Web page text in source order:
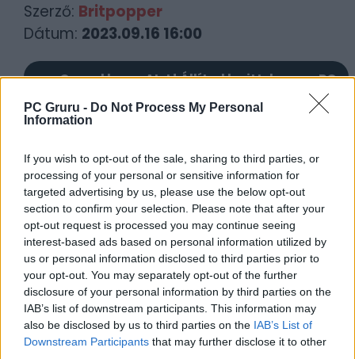
PC Gruru - Do Not Process My Personal
Information
If you wish to opt-out of the sale, sharing to third parties, or
processing of your personal or sensitive information for
targeted advertising by us, please use the below opt-out
section to confirm your selection. Please note that after your
opt-out request is processed you may continue seeing
interest-based ads based on personal information utilized by
us or personal information disclosed to third parties prior to
your opt-out. You may separately opt-out of the further
disclosure of your personal information by third parties on the
IAB’s list of downstream participants. This information may
also be disclosed by us to third parties on the IAB’s List of
Downstream Participants that may further disclose it to other
Szerző: Britpopper
Dátum: 2023.09.16 16:00
Csapd be az AI-t! Állítsd be itt, hogy a PC
Guru tartalmairól véletlenül se maradj le
a Google-ben.
KAPCSOLÓDÓ HÍREK
Call of Duty: Nem az MW3 lesz az utolsó
Modern Warfare epizód
[Gamescom 2023] Egy teljes küldetést
végignézhetünk a Call of Duty: Modern
Warfare 3-ból
LEGFRISSEBB VIDEÓNK